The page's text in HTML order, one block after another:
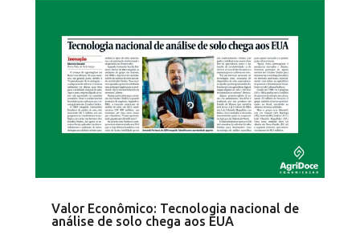
Valor Econômico: Tecnologia nacional de
análise de solo chega aos EUA